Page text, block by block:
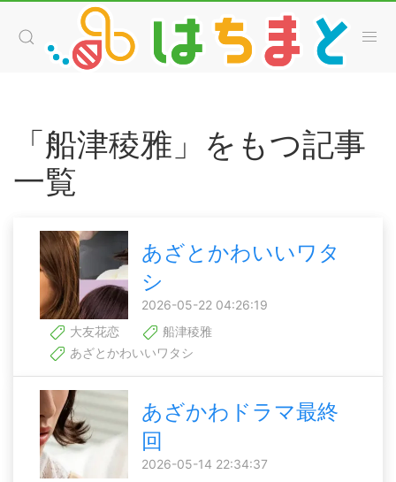
「船津稜雅」をもつ記事
一覧
あざとかわいいワタ
シ
2026-05-22 04:26:19
大友花恋
船津稜雅
あざとかわいいワタシ
あざかわドラマ最終
回
2026-05-14 22:34:37